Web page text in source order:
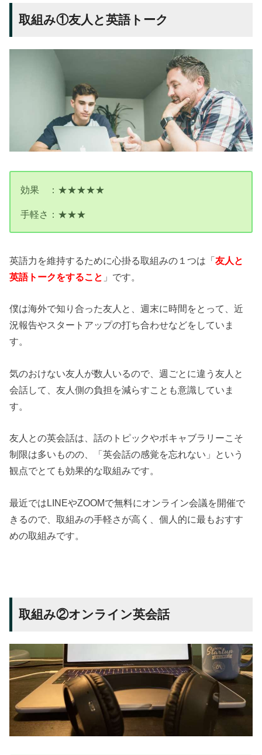
取組み①友人と英語トーク
効果 ：★★★★★
手軽さ：★★★
英語力を維持するために心掛る取組みの１つは「友人と
英語トークをすること 」です。
僕は海外で知り合った友人と、週末に時間をとって、近
況報告やスタートアップの打ち合わせなどをしていま
す。
気のおけない友人が数人いるので、週ごとに違う友人と
会話して、友人側の負担を減らすことも意識していま
す。
友人との英会話は、話のトピックやボキャブラリーこそ
制限は多いものの、「英会話の感覚を忘れない」という
観点でとても効果的な取組みです。
最近ではLINEやZOOMで無料にオンライン会議を開催で
きるので、取組みの手軽さが高く、個人的に最もおすす
めの取組みです。
取組み②オンライン英会話